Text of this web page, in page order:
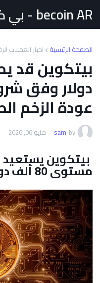
becoin AR - بي كوين
الصفحة الرئيسية اخبار العملات
دولار وفق
عودة الزخم
by
sam
- مايو 06, 2026
بيتكوين
مستوى 80 ألف دولار